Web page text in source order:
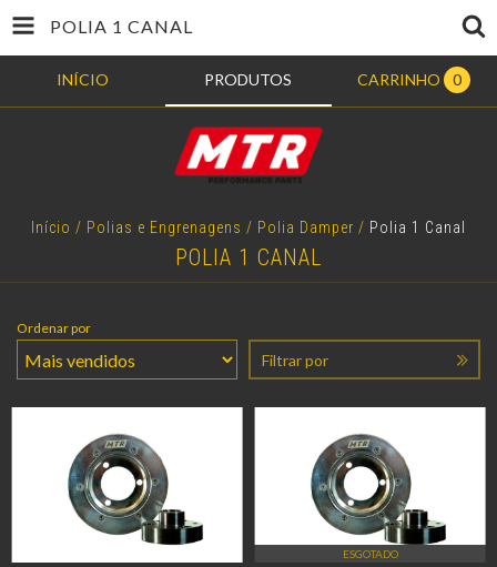
POLIA 1 CANAL
INÍCIO PRODUTOS CARRINHO 0
Início / Polias e Engrenagens / Polia Damper / Polia 1 Canal
POLIA 1 CANAL
Ordenar por
Filtrar por
ESGOTADO